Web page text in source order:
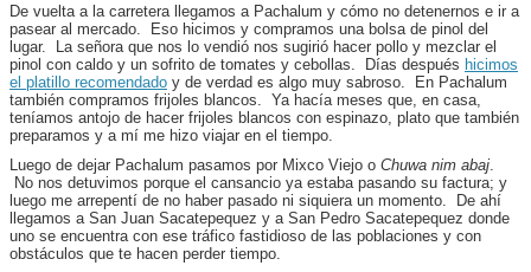
De vuelta a la carretera llegamos a Pachalum y cómo no detenernos e ir a
pasear al mercado. Eso hicimos y compramos una bolsa de pinol del
lugar. La señora que nos lo vendió nos sugirió hacer pollo y mezclar el
pinol con caldo y un sofrito de tomates y cebollas. Días después hicimos
el platillo recomendado y de verdad es algo muy sabroso. En Pachalum
también compramos frijoles blancos. Ya hacía meses que, en casa,
teníamos antojo de hacer frijoles blancos con espinazo, plato que también
preparamos y a mí me hizo viajar en el tiempo.
Luego de dejar Pachalum pasamos por Mixco Viejo o Chuwa nim abaj
No nos detuvimos porque el cansancio ya estaba pasando su factura; y
luego me arrepentí de no haber pasado ni siquiera un momento. De ahí
llegamos a San Juan Sacatepequez y a San Pedro Sacatepequez donde
uno se encuentra con ese tráfico fastidioso de las poblaciones y con
obstáculos que te hacen perder tiempo.